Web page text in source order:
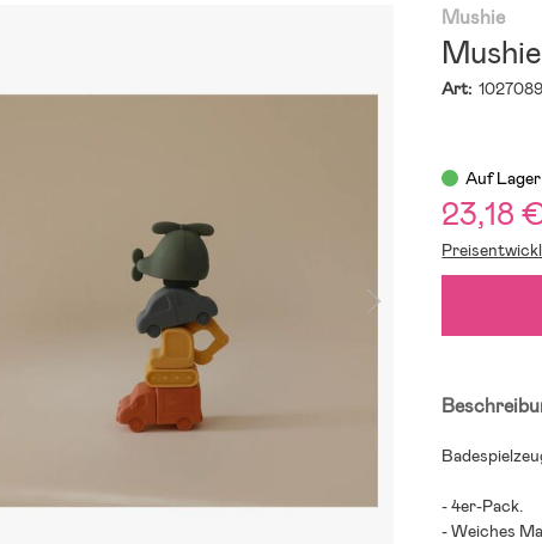
Mushie
Art:
Auf Lager
23,18
- 4er-Pack.
- Weiches